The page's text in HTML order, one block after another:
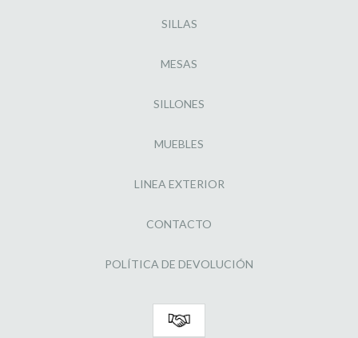
SILLAS
MESAS
SILLONES
MUEBLES
LINEA EXTERIOR
CONTACTO
POLÍTICA DE DEVOLUCIÓN